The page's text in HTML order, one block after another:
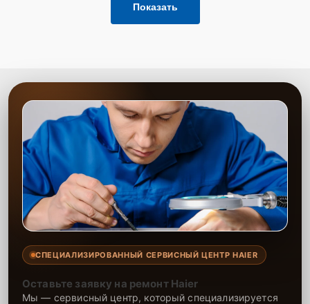
Показать
СПЕЦИАЛИЗИРОВАННЫЙ СЕРВИСНЫЙ ЦЕНТР HAIER
Оставьте заявку на ремонт Haier
Мы — сервисный центр, который специализируется